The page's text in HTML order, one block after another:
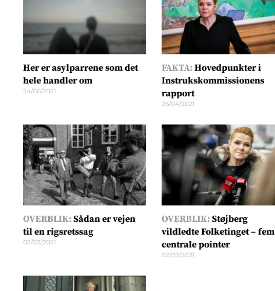
Her er asylparrene som det
hele handler om
24/06/2021
FAKTA:Hovedpunkter i
Instrukskommissionens
rapport
26/04/2021
OVERBLIK:Sådan er vejen
til en rigsretssag
02/02/2021
OVERBLIK:Støjberg
vildledte Folketinget – fem
centrale pointer
02/02/2021